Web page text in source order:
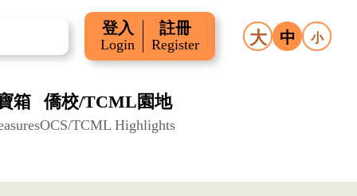
登入
Login
註冊
Register 大 中 小
箱 僑校/TCML園地
OCS/TCML Highlights